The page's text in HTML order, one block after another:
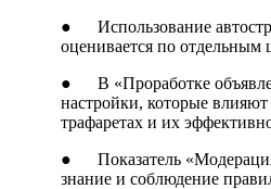
● Использование
оценивается по отдельным
● В «Проработке
настройки, которые
трафаретах и их
● Показатель
знание и соблюдение